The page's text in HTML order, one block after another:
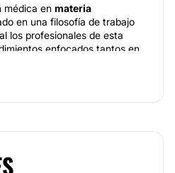
médica en materia
en una filosofía de trabajo
los profesionales de esta
enfocados tantos en
como las funcionales. Eso
más completos,